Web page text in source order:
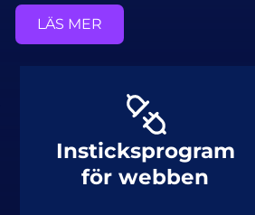
LÄS MER
Insticksprogram
för webben